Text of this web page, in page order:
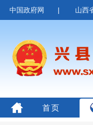
中国政府网 | 山西
首页